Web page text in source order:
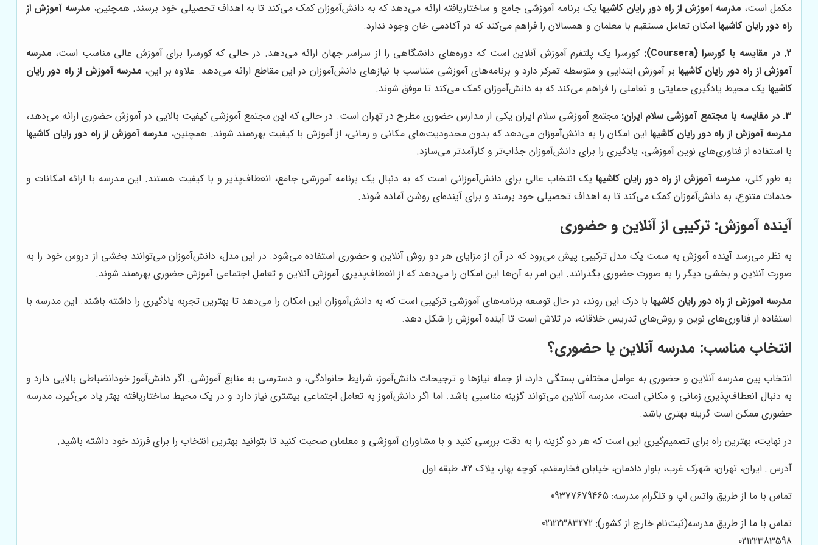
مکمل است، مدرسه آموزش از راه دور رایان کاشیهایک برنامه آموزشی جامع و ساختاریافته ارائه می‌دهد که به دانش‌آموزان کمک می‌کند تا به اهداف تحصیلی خود برسند. همچنین، مدرسه آموزش از
راه دور رایان کاشیهاامکان تعامل مستقیم با معلمان و همسالان را فراهم می‌کند که در آکادمی خان وجود ندارد.
2. در مقایسه با کورسرا (Coursera):
کورسرا یک پلتفرم آموزش آنلاین است که دوره‌های دانشگاهی را از سراسر جهان ارائه می‌دهد. در حالی که کورسرا برای آموزش عالی مناسب است، مدرسه
آموزش از راه دور رایان کاشیها بر آموزش ابتدایی و متوسطه تمرکز دارد و برنامه‌های آموزشی متناسب با نیازهای دانش‌آموزان در این مقاطع ارائه می‌دهد. علاوه بر این، مدرسه آموزش از راه دور رایان
کاشیهایک محیط یادگیری حمایتی و تعاملی را فراهم می‌کند که به دانش‌آموزان کمک می‌کند تا موفق شوند.
3. در مقایسه با مجتمع آموزشی سلام ایران:
مجتمع آموزشی سلام ایران یکی از مدارس حضوری مطرح در تهران است. در حالی که این مجتمع آموزشی کیفیت بالایی در آموزش حضوری ارائه می‌دهد،
مدرسه آموزش از راه دور رایان کاشیها این امکان را به دانش‌آموزان می‌دهد که بدون محدودیت‌های مکانی و زمانی، از آموزش با کیفیت بهره‌مند شوند. همچنین، مدرسه آموزش از راه دور رایان کاشیها
با استفاده از فناوری‌های نوین آموزشی، یادگیری را برای دانش‌آموزان جذاب‌تر و کارآمدتر می‌سازد.
به طور کلی، مدرسه آموزش از راه دور رایان کاشیها یک انتخاب عالی برای دانش‌آموزانی است که به دنبال یک برنامه آموزشی جامع، انعطاف‌پذیر و با کیفیت هستند. این مدرسه با ارائه امکانات و
خدمات متنوع، به دانش‌آموزان کمک می‌کند تا به اهداف تحصیلی خود برسند و برای آینده‌ای روشن آماده شوند.
آینده آموزش: ترکیبی از آنلاین و حضوری
به نظر می‌رسد آینده آموزش به سمت یک مدل ترکیبی پیش می‌رود که در آن از مزایای هر دو روش آنلاین و حضوری استفاده می‌شود. در این مدل، دانش‌آموزان می‌توانند بخشی از دروس خود را به
صورت آنلاین و بخشی دیگر را به صورت حضوری بگذرانند. این امر به آن‌ها این امکان را می‌دهد که از انعطاف‌پذیری آموزش آنلاین و تعامل اجتماعی آموزش حضوری بهره‌مند شوند.
مدرسه آموزش از راه دور رایان کاشیهابا درک این روند، در حال توسعه برنامه‌های آموزشی ترکیبی است که به دانش‌آموزان این امکان را می‌دهد تا بهترین تجربه یادگیری را داشته باشند. این مدرسه با
استفاده از فناوری‌های نوین و روش‌های تدریس خلاقانه، در تلاش است تا آینده آموزش را شکل دهد.
انتخاب مناسب: مدرسه آنلاین یا حضوری؟
انتخاب بین مدرسه آنلاین و حضوری به عوامل مختلفی بستگی دارد، از جمله نیازها و ترجیحات دانش‌آموز، شرایط خانوادگی، و دسترسی به منابع آموزشی. اگر دانش‌آموز خودانضباطی بالایی دارد و
به دنبال انعطاف‌پذیری زمانی و مکانی است، مدرسه آنلاین می‌تواند گزینه مناسبی باشد. اما اگر دانش‌آموز به تعامل اجتماعی بیشتری نیاز دارد و در یک محیط ساختاریافته بهتر یاد می‌گیرد، مدرسه
حضوری ممکن است گزینه بهتری باشد.
در نهایت، بهترین راه برای تصمیم‌گیری این است که هر دو گزینه را به دقت بررسی کنید و با مشاوران آموزشی و معلمان صحبت کنید تا بتوانید بهترین انتخاب را برای فرزند خود داشته باشید.
آدرس : ایران، تهران، شهرک غرب، بلوار دادمان، خیابان فخارمقدم، کوچه بهار، پلاک 22، طبقه اول
تماس با ما از طریق واتس اپ و تلگرام مدرسه: 09377679465
تماس با ما از طریق مدرسه(ثبت‌نام خارج از کشور): 02122383272
02122383598